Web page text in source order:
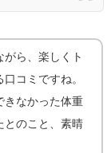
がら、楽しくト
コミですね。
きなかった体重
とのこと、素晴